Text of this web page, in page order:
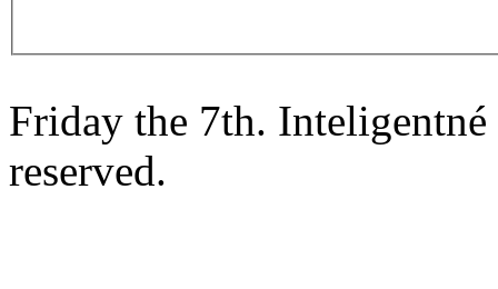
Friday the 7th.
reserved.